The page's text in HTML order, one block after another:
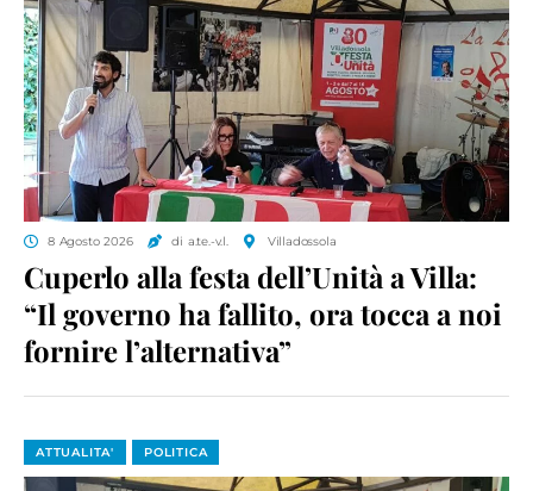
8 Agosto 2026 di a.te.-v.l. Villadossola
Cuperlo alla festa dell’Unità a Villa:
“Il governo ha fallito, ora tocca a noi
fornire l’alternativa”
ATTUALITA' POLITICA